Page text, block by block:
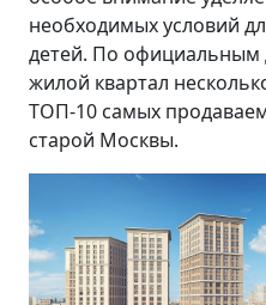
необходимых условий
детей. По официальным
жилой квартал
ТОП-10 самых
старой Москвы.